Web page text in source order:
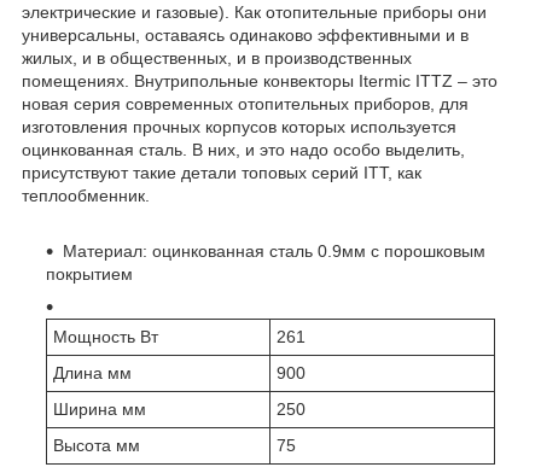
электрические и газовые). Как отопительные приборы они
универсальны, оставаясь одинаково эффективными и в
жилых, и в общественных, и в производственных
помещениях. Внутрипольные конвекторы Itermic ITTZ – это
новая серия современных отопительных приборов, для
изготовления прочных корпусов которых используется
оцинкованная сталь. В них, и это надо особо выделить,
присутствуют такие детали топовых серий ITT, как
теплообменник.
Материал: оцинкованная сталь 0.9мм с порошковым
покрытием
Мощность Вт
261
Длина мм
900
Ширина мм
250
Высота мм
75